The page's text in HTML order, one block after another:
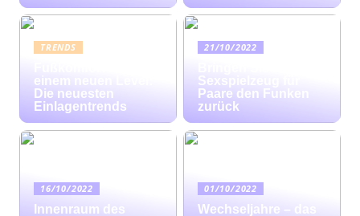
TRENDS
einem neuen Level:
Die neuesten
Einlagentrends
21/10/2022
Sexspielzeug für
Paare den Funken
zurück
16/10/2022
Innenraum des
01/10/2022
Wechseljahre – das